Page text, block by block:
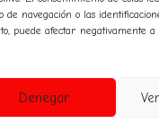
de navegación o las
puede afectar negativamente a
Denegar
himno